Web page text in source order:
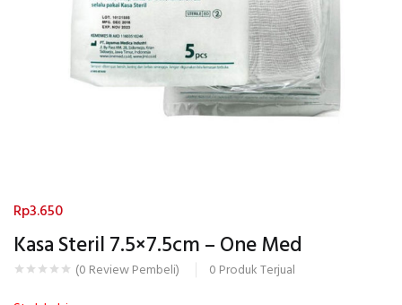
Kasa Steril 7.5×7.5cm – One Med
(0 Review Pembeli) 0 Produk Terjual
Rp3.650